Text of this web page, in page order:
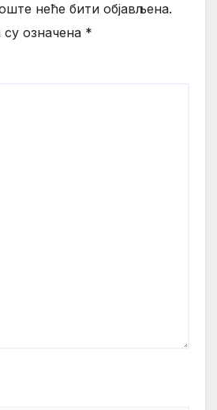
неће бити објављена.
означена *